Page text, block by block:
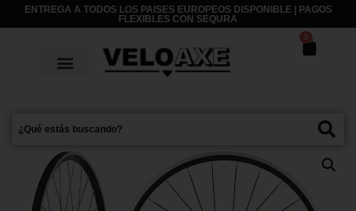
ENTREGA A TODOS LOS PAISES EUROPEOS DISPONIBLE | PAGOS
FLEXIBLES CON SEQURA
0